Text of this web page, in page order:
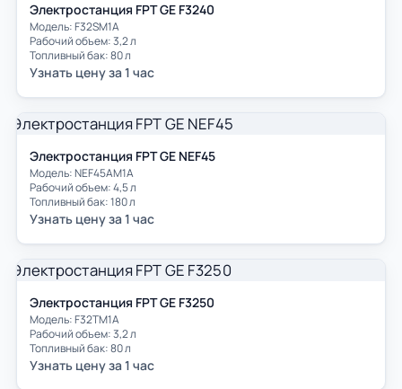
Электростанция FPT GE F3240
Модель: F32SM1A
Рабочий объем: 3,2 л
Топливный бак: 80 л
Узнать цену за 1 час
Электростанция FPT GE NEF45
Модель: NEF45AM1A
Рабочий объем: 4,5 л
Топливный бак: 180 л
Узнать цену за 1 час
Электростанция FPT GE F3250
Модель: F32TM1A
Рабочий объем: 3,2 л
Топливный бак: 80 л
Узнать цену за 1 час